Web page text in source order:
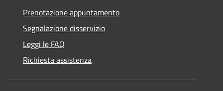
Prenotazione appuntamento
Segnalazione disservizio
Leggi le FAQ
Richiesta assistenza